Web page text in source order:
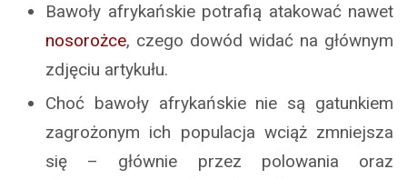
Bawoły afrykańskie potrafią atakować nawet
nosorożce, czego dowód widać na głównym
zdjęciu artykułu.
Choć bawoły afrykańskie nie są gatunkiem
zagrożonym ich populacja wciąż zmniejsza
się – głównie przez polowania oraz